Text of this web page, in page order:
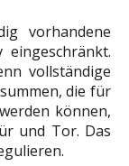
vorhandene
vollständige
die für
können,
und Tor. Das